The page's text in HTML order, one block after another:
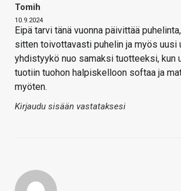
Tomih
10.9.2024
Eipä tarvi tänä vuonna päivittää
sitten toivottavasti puhelin ja myös uusi
yhdistyykö nuo samaksi tuotteeksi, kun
tuotiin tuohon halpiskelloon softaa ja
myöten.
Kirjaudu sisään vastataksesi